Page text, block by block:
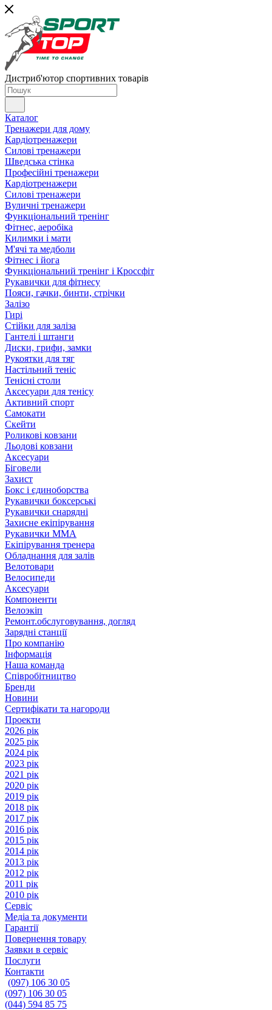
Дистриб'ютор спортивних товарів
Каталог
Тренажери для дому
Кардіотренажери
Силові тренажери
Шведська стінка
Професійні тренажери
Кардіотренажери
Силові тренажери
Вуличні тренажери
Функціональний тренінг
Фітнес, аеробіка
Килимки і мати
М'ячі та медболи
Фітнес і йога
Функціональний тренінг і Кроссфіт
Рукавички для фітнесу
Пояси, гачки, бинти, стрічки
Залізо
Гирі
Стійки для заліза
Гантелі і штанги
Диски, грифи, замки
Рукоятки для тяг
Настільний теніс
Тенісні столи
Аксесуари для тенісу
Активний спорт
Самокати
Скейти
Роликові ковзани
Льодові ковзани
Аксесуари
Біговели
Захист
Бокс і єдиноборства
Рукавички боксерські
Рукавички снарядні
Захисне екіпірування
Рукавички ММА
Екіпірування тренера
Обладнання для залів
Велотовари
Велосипеди
Аксесуари
Компоненти
Велоэкіп
Ремонт.обслуговування, догляд
Зарядні станції
Про компанію
Інформація
Наша команда
Співробітництво
Бренди
Новини
Сертифікати та нагороди
Проекти
2026 рік
2025 рік
2024 рік
2023 рік
2021 рік
2020 рік
2019 рік
2018 рік
2017 рік
2016 рік
2015 рік
2014 рік
2013 рік
2012 рік
2011 рік
2010 рік
Сервіс
Медіа та документи
Гарантії
Повернення товару
Заявки в сервіс
Послуги
Контакти
(097) 106 30 05
(097) 106 30 05
(044) 594 85 75